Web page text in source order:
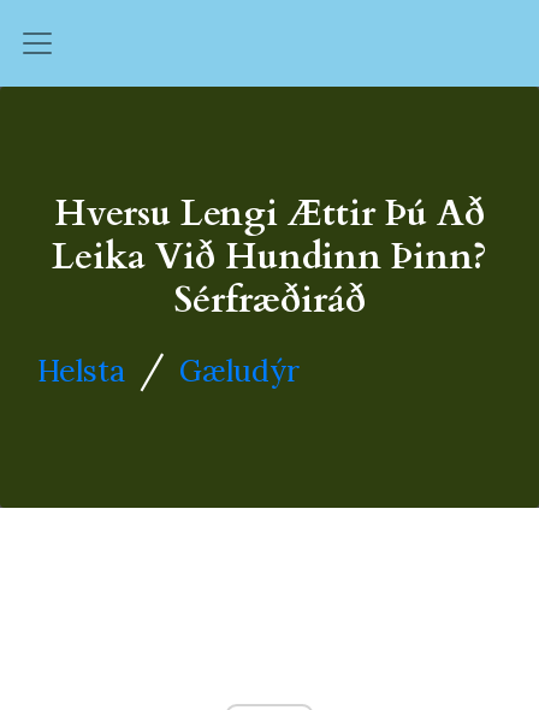
Hversu Lengi Ættir Þú Að
Leika Við Hundinn Þinn?
Sérfræðiráð
Helsta / Gæludýr